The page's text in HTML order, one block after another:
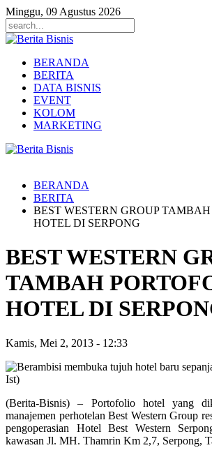
Minggu, 09 Agustus 2026
BERANDA
BERITA
DATA BISNIS
EVENT
KOLOM
MARKETING
BERANDA
BERITA
BEST WESTERN GROUP
HOTEL DI SERPONG
BEST WESTERN
TAMBAH
HOTEL DI
Kamis, Mei 2, 2013 - 12:33
(Berita-Bisnis) – Portofolio hotel yang
manajemen perhotelan Best Western Group
pengoperasian Hotel Best Western
kawasan Jl. MH. Thamrin Km 2,7, Serpong,